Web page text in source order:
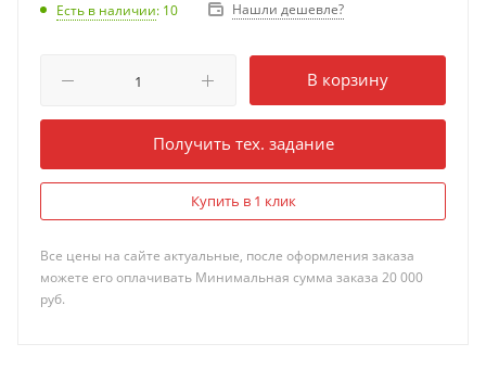
Есть в наличии: 10 Нашли дешевле?
В корзину
Получить тех. задание
Купить в 1 клик
Все цены на сайте актуальные, после оформления заказа
можете его оплачивать Минимальная сумма заказа 20 000
руб.